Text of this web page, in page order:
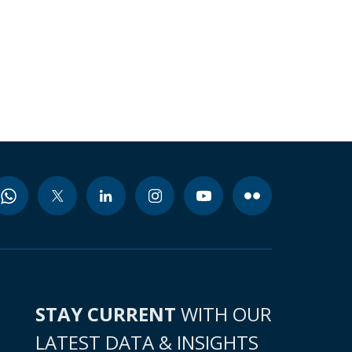
STAY CURRENT WITH OUR
LATEST DATA & INSIGHTS